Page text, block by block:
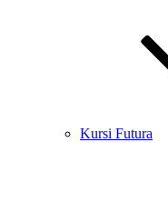
Kursi Futura